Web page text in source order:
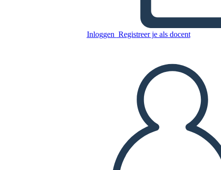
Inloggen Registreer je als docent
Kopieer dit Storyboard
MAAK EEN STORYBOARD
DIAVOORSTELLING AFSPELEN
LEES MIJ VOOR